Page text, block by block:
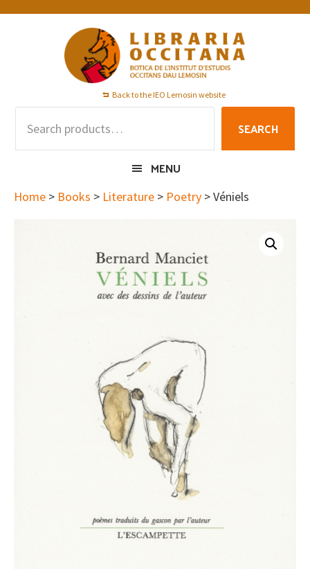
Skip
Skip
Skip
Back to the IEO Lemosin website
SEARCH
MENU
Home > Books > Literature > Poetry > Véniels